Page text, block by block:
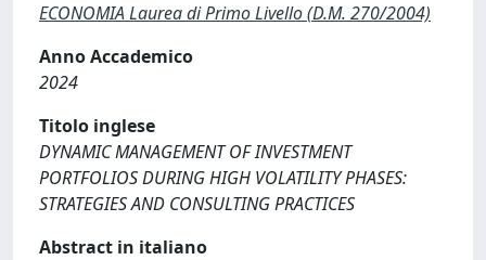
ECONOMIA Laurea di Primo Livello (D.M. 270/2004)
Anno Accademico
2024
Titolo inglese
DYNAMIC MANAGEMENT OF INVESTMENT
PORTFOLIOS DURING HIGH VOLATILITY PHASES:
STRATEGIES AND CONSULTING PRACTICES
Abstract in italiano